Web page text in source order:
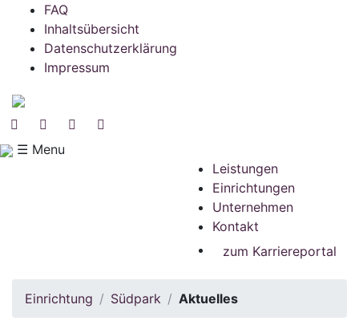
FAQ
Inhaltsübersicht
Datenschutzerklärung
Impressum
☰ Menu
Leistungen
Einrichtungen
Unternehmen
Kontakt
zum Karriereportal
Einrichtung Südpark Aktuelles